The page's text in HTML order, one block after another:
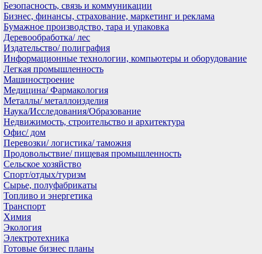
Безопасность, связь и коммуникации
Бизнес, финансы, страхование, маркетинг и реклама
Бумажное производство, тара и упаковка
Деревообработка/ лес
Издательство/ полиграфия
Информационные технологии, компьютеры и оборудование
Легкая промышленность
Машиностроение
Медицина/ Фармакология
Металлы/ металлоизделия
Наука/Исследования/Образование
Недвижимость, строительство и архитектура
Офис/ дом
Перевозки/ логистика/ таможня
Продовольствие/ пищевая промышленность
Сельское хозяйство
Спорт/отдых/туризм
Сырье, полуфабрикаты
Топливо и энергетика
Транспорт
Химия
Экология
Электротехника
Готовые бизнес планы